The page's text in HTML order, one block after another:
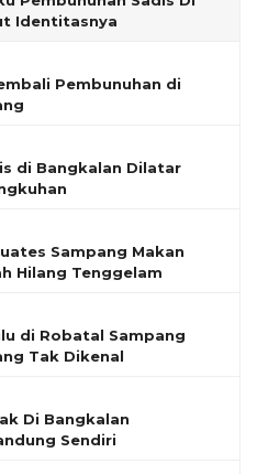
Identitasnya
Pembunuhan di
di Bangkalan Dilatar
Sampang Makan
Hilang Tenggelam
di Robatal Sampang
Tak Dikenal
Di Bangkalan
Sendiri